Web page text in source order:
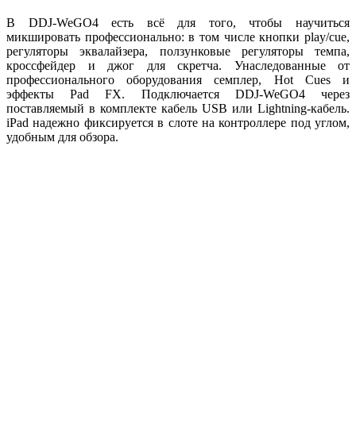
В DDJ-WeGO4 есть всё для того, чтобы научиться
микшировать профессионально: в том числе кнопки play/cue,
регуляторы эквалайзера, ползунковые регуляторы темпа,
кроссфейдер и джог для скретча. Унаследованные от
профессионального оборудования семплер, Hot Cues и
эффекты Pad FX. Подключается DDJ-WeGO4 через
поставляемый в комплекте кабель USB или Lightning-кабель.
iPad надежно фиксируется в слоте на контроллере под углом,
удобным для обзора.